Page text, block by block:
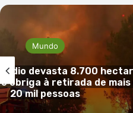
Mundo
devasta 8.700
obriga à retirada de mais
20 mil pessoas